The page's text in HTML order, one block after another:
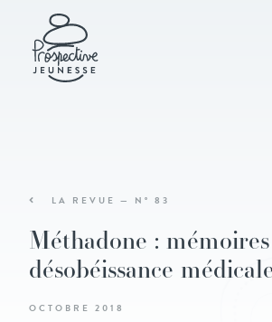
LA REVUE — N° 83
Méthadone : mémoires
désobéissance
OCTOBRE 2018